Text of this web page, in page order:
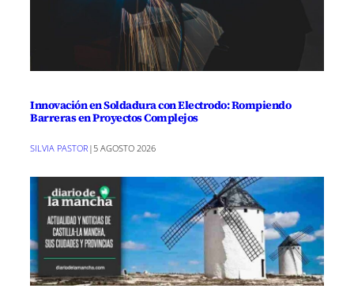
Innovación en Soldadura con Electrodo: Rompiendo
Barreras en Proyectos Complejos
SILVIA PASTOR | 5 AGOSTO 2026